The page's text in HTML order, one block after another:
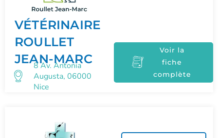
VÉTÉRINAIRE
ROULLET
JEAN-MARC
8 Av. Antonia
Augusta, 06000
Nice
Voir la
fiche
complète